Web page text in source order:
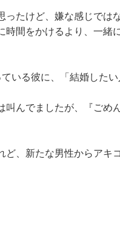
ったけど、嫌な感じで
時間をかけるより、一
いる彼に、「結婚した
叫んでましたが、『ご
ど、新たな男性からアキ